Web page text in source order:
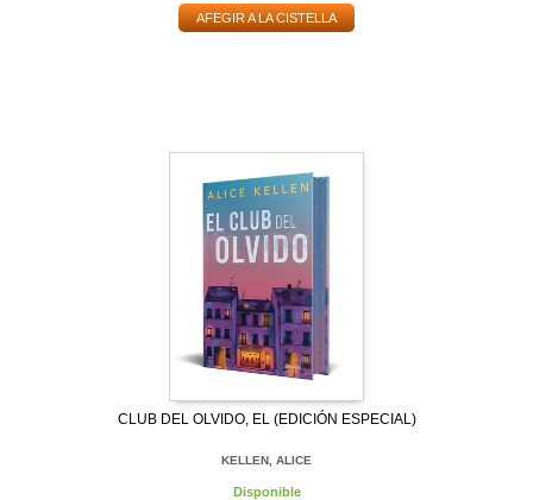
AFEGIR A LA CISTELLA
CLUB DEL OLVIDO, EL (EDICIÓN ESPECIAL)
KELLEN, ALICE
Disponible